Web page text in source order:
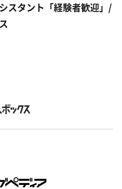
スタント「経験者歓迎」/